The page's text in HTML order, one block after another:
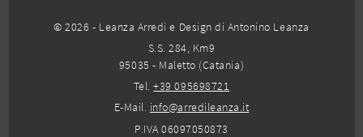
© 2026 - Leanza Arredi e Design di Antonino Leanza
S.S. 284, Km9
95035 - Maletto (Catania)
Tel.+39 095698721
E-Mail. info@arredileanza.it
P.IVA 06097050873